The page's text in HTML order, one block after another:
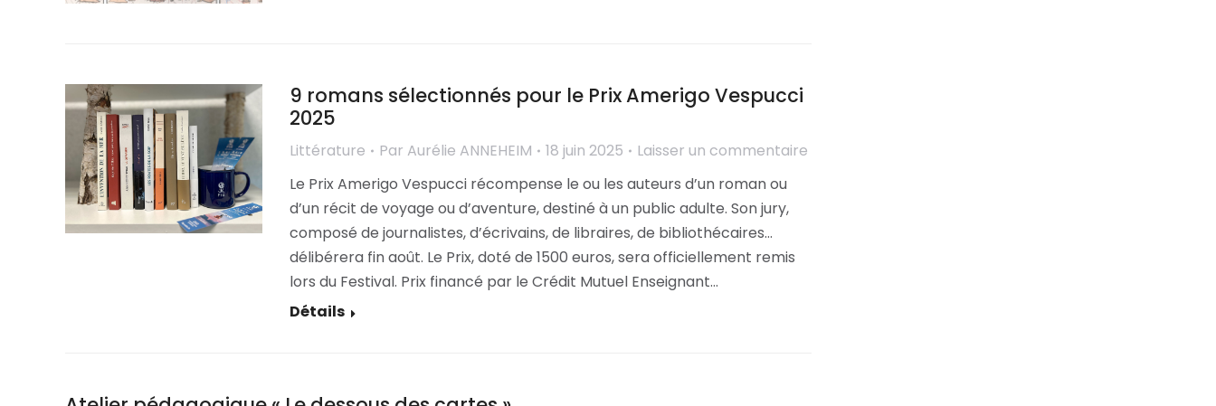
9 romans sélectionnés pour le Prix Amerigo Vespucci
2025
Littérature Par Aurélie ANNEHEIM 18 juin 2025
Laisser un commentaire
Le Prix Amerigo Vespucci récompense le ou les auteurs d’un roman ou
d’un récit de voyage ou d’aventure, destiné à un public adulte. Son jury,
composé de journalistes, d’écrivains, de libraires, de bibliothécaires…
délibérera fin août. Le Prix, doté de 1500 euros, sera officiellement remis
lors du Festival. Prix financé par le Crédit Mutuel Enseignant…
Détails